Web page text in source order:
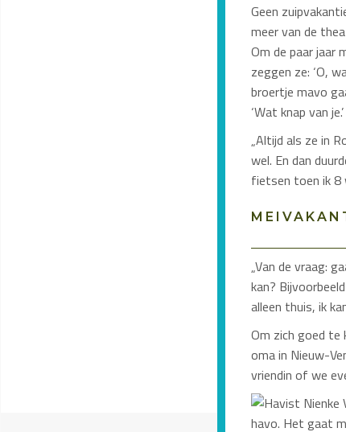
Geen
meer van de
Om de paar jaar
zeggen ze: ‘O,
broertje mavo
‘Wat knap van
„Altijd als ze in
wel. En dan
fietsen toen ik 8
„Van de vraag:
kan?
alleen thuis, ik
Om zich goed te
oma in Nieuw-
vriendin of we